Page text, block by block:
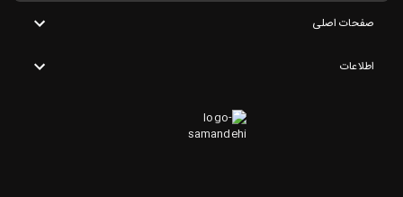
صفحات اصلی
اطلاعات